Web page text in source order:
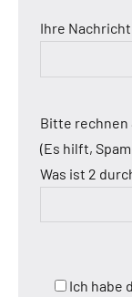
Ihre
Bitte rechnen
(Es hilft,
Was ist 2
Ich habe